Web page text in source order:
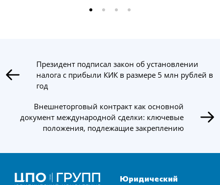
Президент подписал закон об установлении
налога с прибыли КИК в размере 5 млн рублей в
год
Внешнеторговый контракт как основной
документ международной сделки: ключевые
положения, подлежащие закреплению
Юридический